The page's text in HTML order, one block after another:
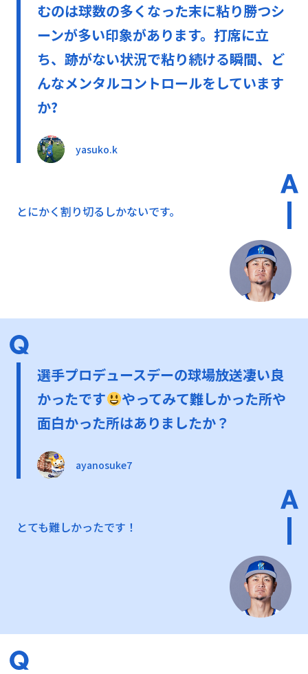
むのは球数の多くなった末に粘り勝つシ
ーンが多い印象があります。打席に立
ち、跡がない状況で粘り続ける瞬間、ど
んなメンタルコントロールをしています
か?
yasuko.k
とにかく割り切るしかないです。
選手プロデュースデーの球場放送凄い良
かったです
やってみて難しかった所や
面白かった所はありましたか？
ayanosuke7
とても難しかったです！